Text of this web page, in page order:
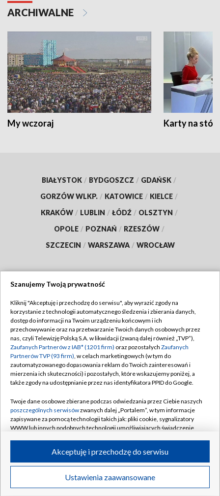
ARCHIWALNE
My wczoraj Karty na
BIAŁYSTOK / BYDGOSZCZ / GDAŃSK /
GORZÓW WLKP. / KATOWICE / KIELCE /
KRAKÓW / LUBLIN / ŁÓDŹ / OLSZTYN /
OPOLE / POZNAŃ / RZESZÓW /
SZCZECIN / WARSZAWA / WROCŁAW
TVP
Abonament TVP
Emisja w TVP
Centrum informacji TVP
Naziemna Telewizja Cyfrowa
Rada Programowa
System NOS
Informacje o nadawcy
Program dla prasy
Ogłoszenie przetargowe
Regulamin TVP
Polityka prywatności
Moje zgody
Pomoc
Kontakt
Kanały
©2026 Telewizja Polska S.A. w likwidacji
Szanujemy Twoją prywatność
Kliknij "Akceptuję i przechodzę do serwisu", aby wyrazić zgody na
korzystanie z technologii automatycznego śledzenia i zbierania danych,
dostęp do informacji na Twoim urządzeniu końcowym i ich
przechowywanie oraz na przetwarzanie Twoich danych osobowych przez
nas, czyli Telewizję Polską S.A. w likwidacji (zwaną dalej również „TVP”),
Zaufanych Partnerów z IAB* (1201 firm) oraz pozostałych Zaufanych
Partnerów TVP (93 firm), w celach marketingowych (w tym do
zautomatyzowanego dopasowania reklam do Twoich zainteresowań i
mierzenia ich skuteczności) i pozostałych, które wskazujemy poniżej, a
także zgody na udostępnianie przez nas identyfikatora PPID do Google.
Twoje dane osobowe zbierane podczas odwiedzania przez Ciebie naszych
poszczególnych serwisówzwanych dalej „Portalem”, w tym informacje
zapisywane za pomocą technologii takich jak: pliki cookie, sygnalizatory
WWW lub innych podobnych technologii umożliwiających świadczenie
ruchu w Internecie.
Twoje dane osobowe zbierane podczas odwiedzania przez Ciebie
poszczególnych serwisówna Portalu, takie jak adresy IP, identyfikatory
Ustawienia zaawansowane
Akceptuję i przechodzę do serwisu